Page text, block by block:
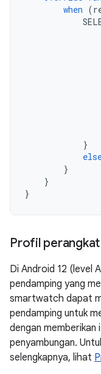
when (
}
}
}
}
Profil
Di Android 12 (level
pendamping yang
smartwatch dapat
pendamping untuk
dengan memberikan
penyambungan.
selengkapnya, lihat